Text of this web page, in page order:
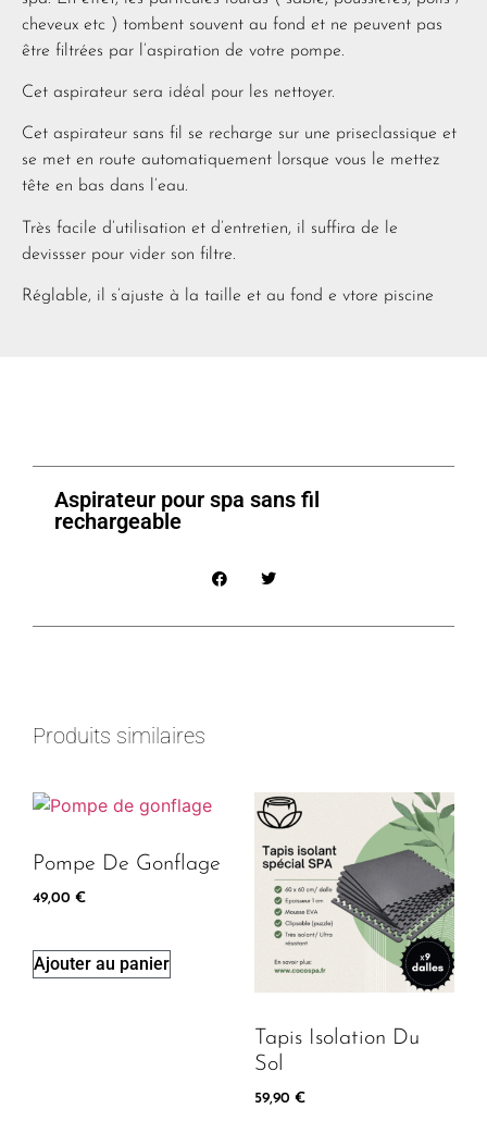
cheveux etc ) tombent souvent au fond et ne peuvent pas
être filtrées par l’aspiration de votre pompe.
Cet aspirateur sera idéal pour les nettoyer.
Cet aspirateur sans fil se recharge sur une priseclassique et
se met en route automatiquement lorsque vous le mettez
tête en bas dans l’eau.
Très facile d’utilisation et d’entretien, il suffira de le
devissser pour vider son filtre.
Réglable, il s’ajuste à la taille et au fond e vtore piscine
Aspirateur pour spa sans fil
rechargeable
Produits similaires
Pompe De Gonflage
49,00 €
Ajouter au panier
Tapis Isolation Du
Sol
59,90 €